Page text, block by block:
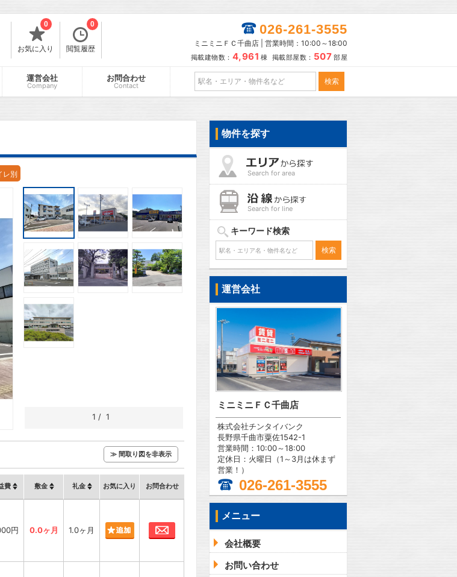
お気に入り
0
閲覧履歴
0 026-261-3555
ミニミニＦＣ千曲店 | 営業時間：10:00～18:00
掲載建物数： 4,961 棟 掲載部屋数： 507 部屋
運営会社
Company
お問合わせ
Contact
レ別
1 / 1
≫ 間取り図を非表示
費 敷金 礼金 お気に入り お問合わせ
円 0.0ヶ月 1.0ヶ月 お問合わせ
物件を探す
Search for area
Search for line
キーワード検索
運営会社
ミニミニＦＣ千曲店
株式会社チンタイバンク
長野県千曲市粟佐1542-1
営業時間：10:00～18:00
定休日：火曜日（1～3月は休まず
営業！）
026-261-3555
メニュー
会社概要
お問い合わせ